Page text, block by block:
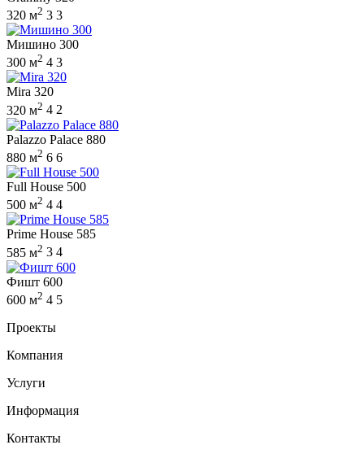
320 м2 3 3
Мишино 300
300 м2 4 3
Mira 320
320 м2 4 2
Palazzo Palace 880
880 м2 6 6
Full House 500
500 м2 4 4
Prime House 585
585 м2 3 4
Фишт 600
600 м2 4 5
Проекты
Компания
Услуги
Информация
Контакты